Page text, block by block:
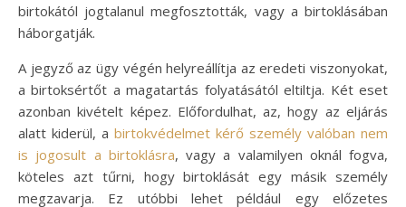
birtokától jogtalanul megfosztották, vagy a birtoklásában
háborgatják.
A jegyző az ügy végén helyreállítja az eredeti viszonyokat,
a birtoksértőt a magatartás folyatásától eltiltja. Két eset
azonban kivételt képez. Előfordulhat, az, hogy az eljárás
alatt kiderül, a birtokvédelmet kérő személy valóban nem
is jogosult a birtoklásra, vagy a valamilyen oknál fogva,
köteles azt tűrni, hogy birtoklását egy másik személy
megzavarja. Ez utóbbi lehet például egy előzetes